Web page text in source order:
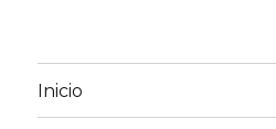
Inicio